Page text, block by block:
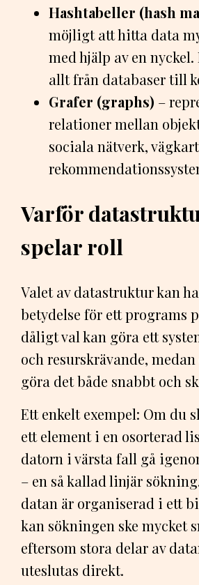
Hashtabeller (hash
möjligt att hitta data
med hjälp av en nyckel.
allt från databaser till
Grafer (graphs) –
relationer mellan
sociala nätverk,
Varför
spelar roll
Valet av datastruktur kan
betydelse för ett programs
dåligt val kan göra ett
och resurskrävande,
göra det både snabbt och
Ett enkelt exempel: Om du
ett element i en osorterad
datorn i värsta fall gå
– en så kallad linjär
datan är organiserad i ett
kan sökningen ske mycket
eftersom stora delar av
uteslutas direkt.